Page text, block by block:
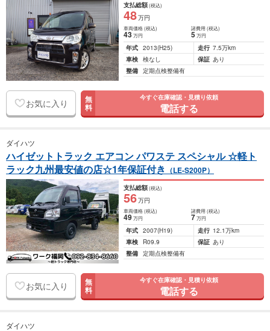
支払総額(税込)
48万円
車両価格(税込)
43万円
諸費用 (税込)
5 万円
年式 2013(H25) 走行 7.5万km
車検 検なし 保証 あり
整備 定期点検整備有
お気に入り 無
料
今すぐ在庫確認・見積り依頼
電話する
ダイハツ
ハイゼットトラック エアコン パワステ スペシャル ☆軽ト
ラック九州最安値の店☆1年保証付き （LE-S200P）
支払総額(税込)
56万円
車両価格(税込)
49万円
諸費用 (税込)
7 万円
年式 2007(H19) 走行 12.1万km
車検
R09.9 保証 あり
整備 定期点検整備有
お気に入り 無
料
今すぐ在庫確認・見積り依頼
電話する
ダイハツ